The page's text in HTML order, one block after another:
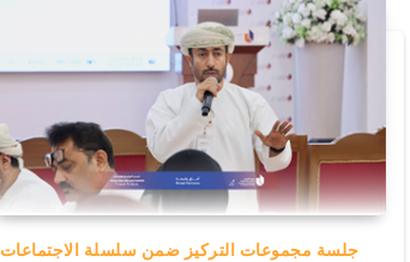
جلسة مجموعات التركيز ضمن سلسلة الاجتماعات